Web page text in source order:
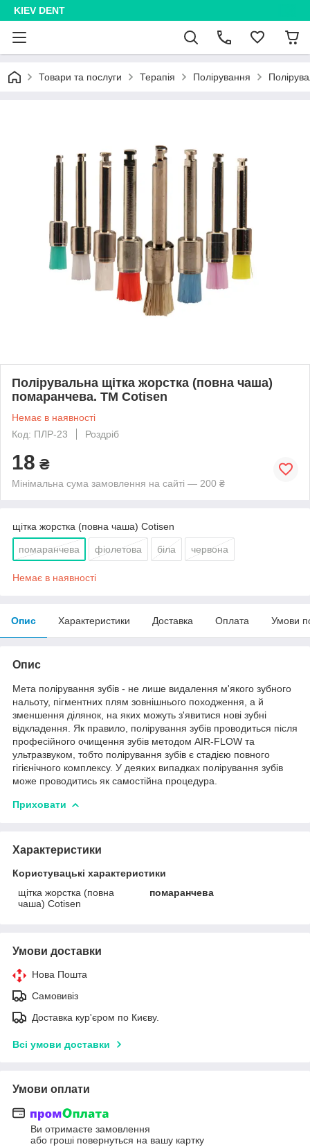
KIEV DENT
Товари та послуги Терапія Полірування
Полірувальна щітка жорстка (повна чаша)
помаранчева. ТМ Cotisen
Немає в наявності
Код: ПЛР-23
Роздріб
18 ₴
Мінімальна сума замовлення на сайті — 200 ₴
щітка жорстка (повна чаша) Cotisen
помаранчева фіолетова біла червона
Немає в наявності
Опис Характеристики Доставка Оплата Умови
Опис
Мета полірування зубів - не лише видалення м'якого зубного
нальоту, пігментних плям зовнішнього походження, а й
зменшення ділянок, на яких можуть з'явитися нові зубні
відкладення. Як правило, полірування зубів проводиться після
професійного очищення зубів методом AIR-FLOW та
ультразвуком, тобто полірування зубів є стадією повного
гігієнічного комплексу. У деяких випадках полірування зубів
може проводитись як самостійна процедура.
Приховати
Характеристики
Користувацькі характеристики
щітка жорстка (повна
чаша) Cotisen
помаранчева
Умови доставки
Нова Пошта
Самовивіз
Доставка кур'єром по Києву.
Всі умови доставки
Умови оплати
Ви отримаєте замовлення
або гроші повернуться на вашу картку